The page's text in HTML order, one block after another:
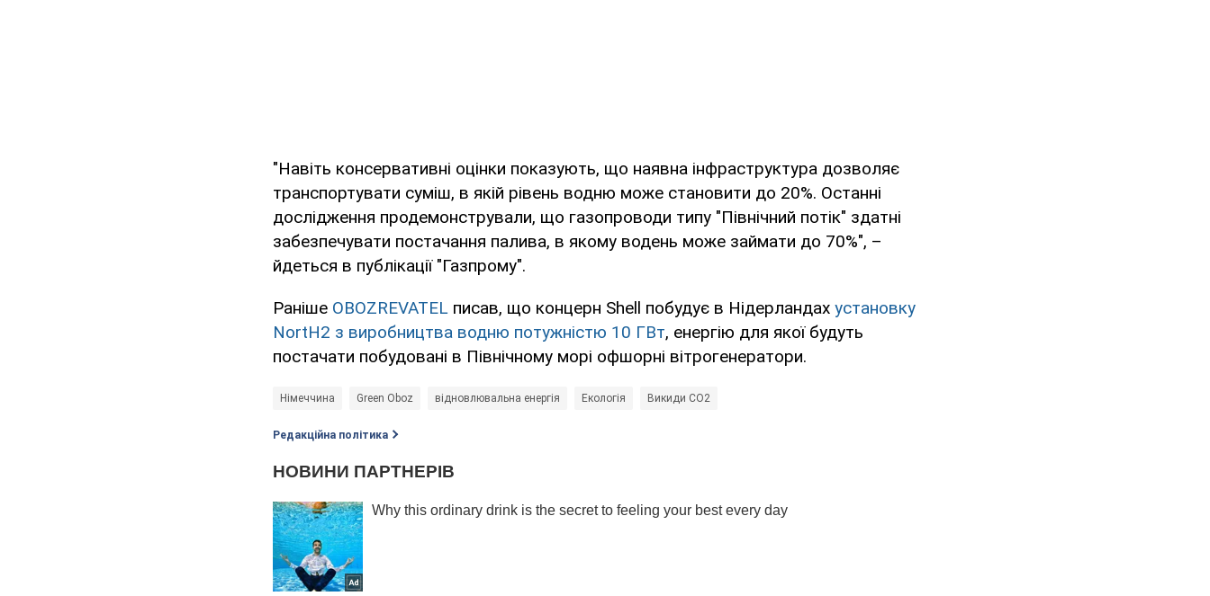
"Навіть консервативні оцінки показують, що наявна інфраструктура дозволяє
транспортувати суміш, в якій рівень водню може становити до 20%. Останні
дослідження продемонстрували, що газопроводи типу "Північний потік" здатні
забезпечувати постачання палива, в якому водень може займати до 70%", –
йдеться в публікації "Газпрому".
Раніше OBOZREVATEL писав, що концерн Shell побудує в Нідерландах установку
NortH2 з виробництва водню потужністю 10 ГВт, енергію для якої будуть
постачати побудовані в Північному морі офшорні вітрогенератори.
Німеччина Green Oboz відновлювальна енергія Екологія Викиди СО2
Редакційна політика